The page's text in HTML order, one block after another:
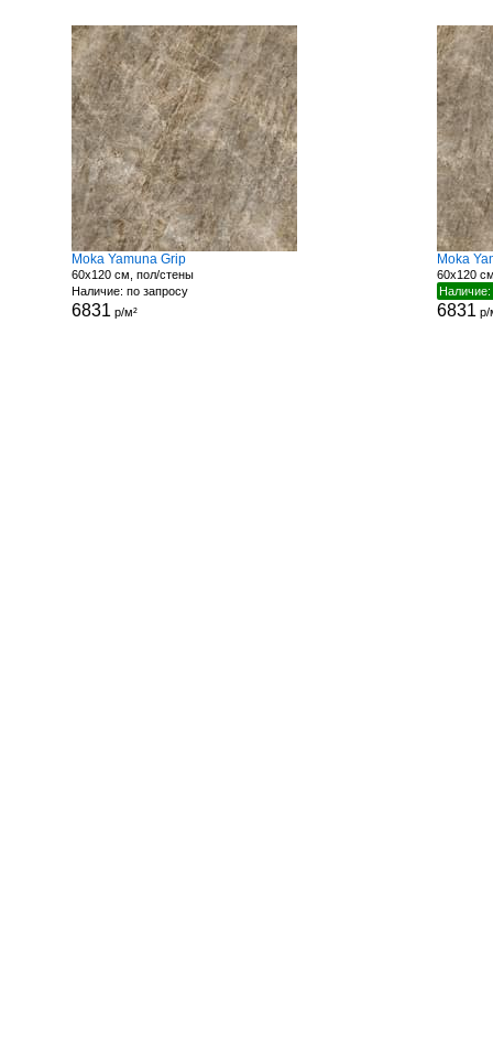
Moka Yamuna Grip
60x120 см, пол/стены
Наличие: по запросу
6831 р/м²
Moka
60x120
6831 р/